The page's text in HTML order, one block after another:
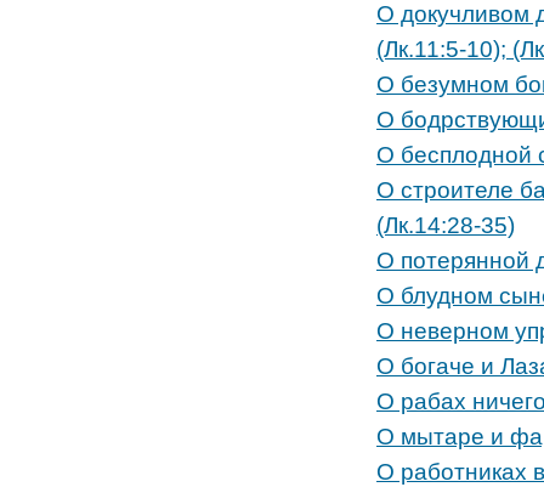
О докучливом
(Лк.11:5-10);
О безумном
О
О бесплодной
О строителе
(Лк.14:28-35)
О потерянной
О блудном
О неверном
О богаче и
О рабах
О мытаре и
О работниках